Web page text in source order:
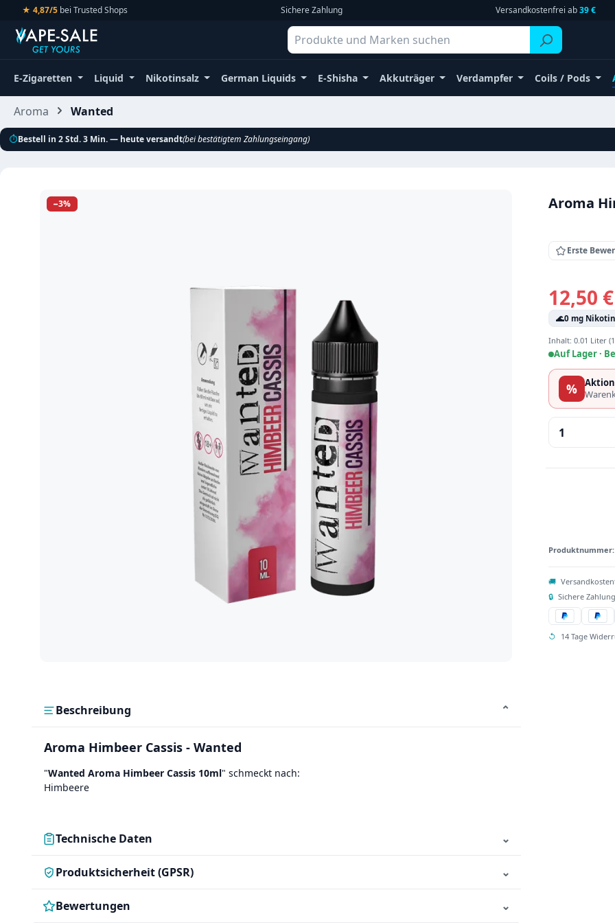
Hauptinhalt springen
Zur Suche springen
Zur Hauptnavigation springen
★ 4,87/5 bei Trusted Shops Sichere Zahlung Versandkostenfrei ab39 €
E-Zigaretten Liquid Nikotinsalz German Liquids E-Shisha Akkuträger Verdampfer Coils / Pods
Aroma Wanted
⏱Bestell in 2 Std. 3 Min. — heute versandt(bei bestätigtem Zahlungseingang)
Bildergalerie überspringen
−3%
Beschreibung ⌄
Aroma Himbeer Cassis - Wanted
"Wanted Aroma Himbeer Cassis 10ml" schmeckt nach:
Himbeere
Technische Daten ⌄
Produktsicherheit (GPSR) ⌄
Bewertungen ⌄
Aroma
Erste
12,50 €
🌊0 mg Nikotin
Inhalt: 0.01 Liter
Auf Lager ·
%
Produkt
Produktnummer:
🚚
🔒 Sichere
↺ 14 Tage